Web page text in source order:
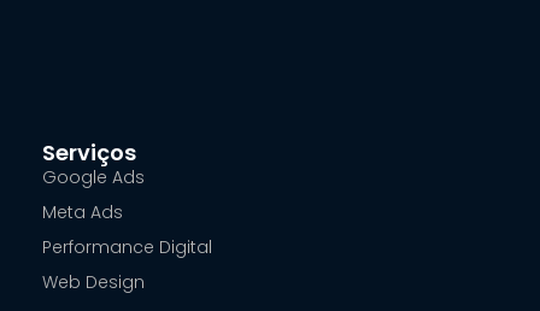
Serviços
Google Ads
Meta Ads
Performance Digital
Web Design